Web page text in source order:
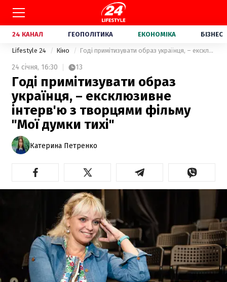
24 КАНАЛ ГЕОПОЛІТИКА ЕКОНОМІКА БІЗНЕС
Lifestyle 24 Кіно Годі примітизувати образ українця, – ексклюзивне інтерв'ю з творцями фільму "Мої думки тихі"
24 січня, 16:30 13
Годі примітизувати образ
українця, – ексклюзивне
інтерв'ю з творцями фільму
"Мої думки тихі"
Катерина Петренко